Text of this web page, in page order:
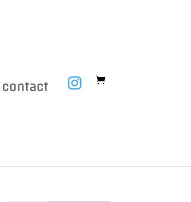
contact